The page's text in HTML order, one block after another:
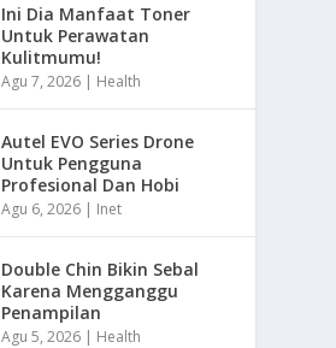
Ini Dia Manfaat Toner
Untuk Perawatan
Kulitmumu!
Agu 7, 2026 | Health
Autel EVO Series Drone
Untuk Pengguna
Profesional Dan Hobi
Agu 6, 2026 | Inet
Double Chin Bikin Sebal
Karena Mengganggu
Penampilan
Agu 5, 2026 | Health